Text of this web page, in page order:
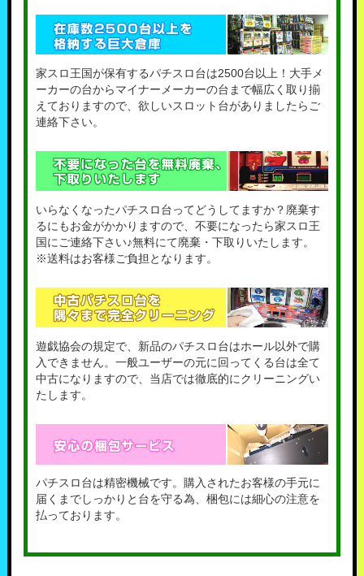
家スロ王国が保有するパチスロ台は2500台以上！大手メ
ーカーの台からマイナーメーカーの台まで幅広く取り揃
えておりますので、欲しいスロット台がありましたらご
連絡下さい。
いらなくなったパチスロ台ってどうしてますか？廃棄す
るにもお金がかかりますので、不要になったら家スロ王
国にご連絡下さい♪無料にて廃棄・下取りいたします。
※送料はお客様ご負担となります。
遊戯協会の規定で、新品のパチスロ台はホール以外で購
入できません。一般ユーザーの元に回ってくる台は全て
中古になりますので、当店では徹底的にクリーニングい
たします。
パチスロ台は精密機械です。購入されたお客様の手元に
届くまでしっかりと台を守る為、梱包には細心の注意を
払っております。